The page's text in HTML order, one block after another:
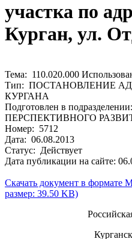
участка по
Курган, ул.
Тема: 110.020.000
Тип: ПОСТАНОВЛЕНИЕ
КУРГАНА
Подготовлен в
ПЕРСПЕКТИВНОГО
Номер: 5712
Дата: 06.08.2013
Статус: Действует
Дата публикации на сайте:
Скачать документ в формате
размер: 39.50 KB)